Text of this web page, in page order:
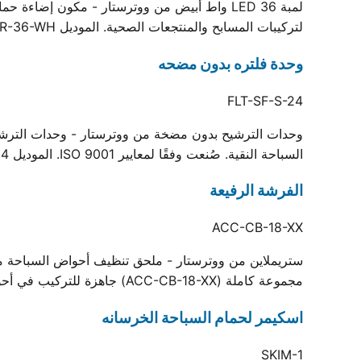
لتركيبات المسابح والمنتجعات الصحية. الموديل LIT-SR-36-WH، مدعوم بخبرة ووترستار في التصنيع وشهادة الجودة ISO.
وحدة فلتره بدون مضحه
FLT-SF-S-24
وحدات الترشيح بدون مضخة من ووترستار - وحدات
السباحة النقية. صُنعت وفقًا لمعايير ISO 9001. الموديل FLT-SF-S-24، مدعوم بخبرة تصنيع Waterstar وشهادة الجودة ISO.
الفرشة الرفيعة
ACC-CB-18-XX
ستريملاين من ووترستار - ملحق تنظيف أحواض السباحة
مجموعة كاملة (ACC-CB-18-XX) جاهزة للتركيب في أحواض السباحة السكنية والتجارية.
اسكيمر لحمام السباحة الخرسانه
SKIM-1